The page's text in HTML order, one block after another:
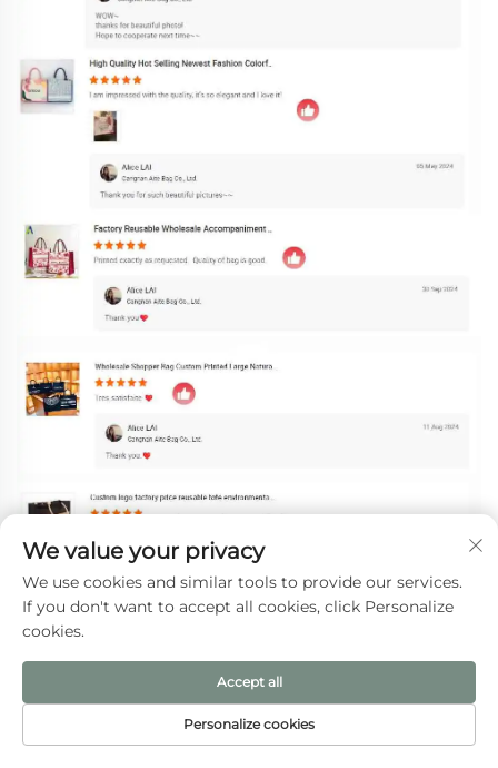
ДОМАШНЯЯ
ЭЛЕКТРОННАЯ
We value your privacy
We use cookies and similar tools to provide our services.
If you don't want to accept all cookies, click Personalize
cookies.
Personalize cookies
Accept all